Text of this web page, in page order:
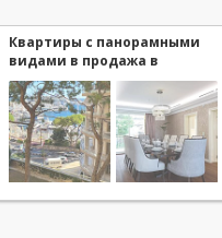
Квартиры с панорамными
видами в продажа в
Monaco Port